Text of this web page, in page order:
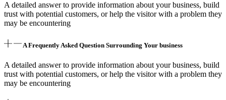
A detailed answer to provide information about your business, build
trust with potential customers, or help the visitor with a problem they
may be encountering
A Frequently Asked Question Surrounding Your business
A detailed answer to provide information about your business, build
trust with potential customers, or help the visitor with a problem they
may be encountering